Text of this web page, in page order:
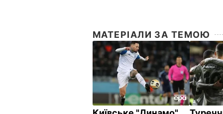
МАТЕРІАЛИ ЗА ТЕМОЮ